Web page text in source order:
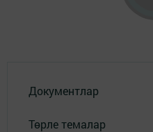
Документлар
Төрле темалар